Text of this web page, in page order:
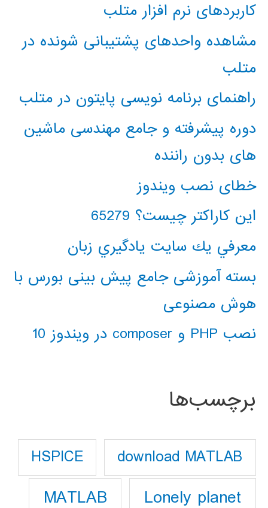
کاربردهای نرم افزار متلب
مشاهده واحدهای پشتیبانی شونده در
متلب
راهنمای برنامه نویسی پایتون در متلب
دوره پیشرفته و جامع مهندسی ماشین
های بدون راننده
خطای نصب ویندوز
این کاراکتر چیست؟ 65279
معرفي يك سايت يادگيري زبان
بسته آموزشی جامع پیش بینی بورس با
هوش مصنوعی
نصب PHP و composer در ویندوز 10
برچسب‌ها
download MATLAB
HSPICE
Lonely planet
MATLAB